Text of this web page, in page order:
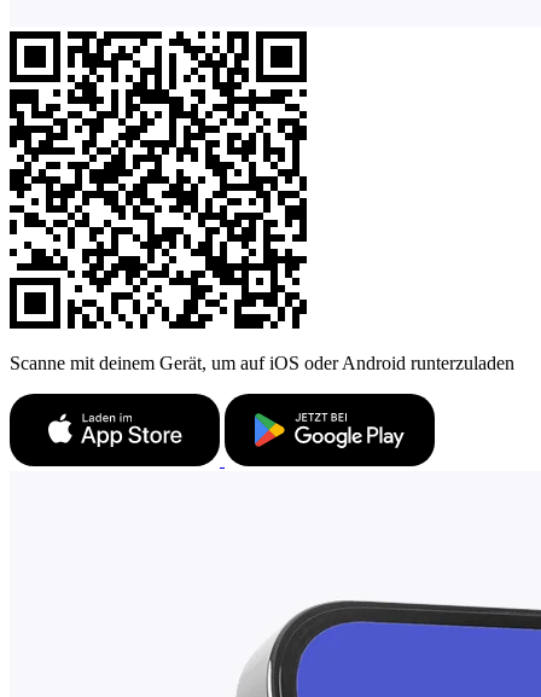
Scanne mit deinem Gerät, um auf iOS oder Android runterzuladen